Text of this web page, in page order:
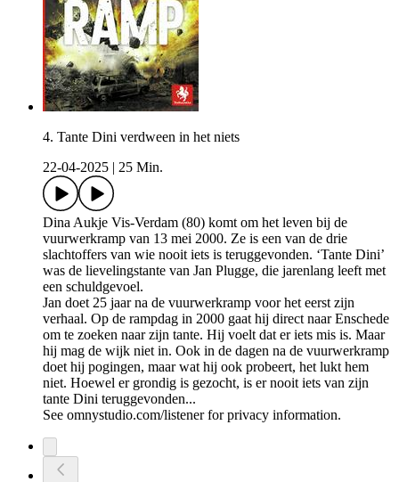
4. Tante Dini verdween in het niets
22-04-2025
25 Min.
Dina Aukje Vis-Verdam (80) komt om het leven bij de
vuurwerkramp van 13 mei 2000. Ze is een van de drie
slachtoffers van wie nooit iets is teruggevonden. ‘Tante Dini’
was de lievelingstante van Jan Plugge, die jarenlang leeft met
een schuldgevoel.
Jan doet 25 jaar na de vuurwerkramp voor het eerst zijn
verhaal. Op de rampdag in 2000 gaat hij direct naar Enschede
om te zoeken naar zijn tante. Hij voelt dat er iets mis is. Maar
hij mag de wijk niet in. Ook in de dagen na de vuurwerkramp
doet hij pogingen, maar wat hij ook probeert, het lukt hem
niet. Hoewel er grondig is gezocht, is er nooit iets van zijn
tante Dini teruggevonden...
See omnystudio.com/listener for privacy information.